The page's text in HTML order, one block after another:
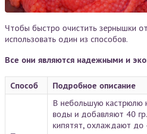
Чтобы быстро очистить зернышки
использовать один из способов.
Все они являются надежными и
Способ Подробное описание
В небольшую кастрюлю
воды и добавляют 40
кипятят, охлаждают до